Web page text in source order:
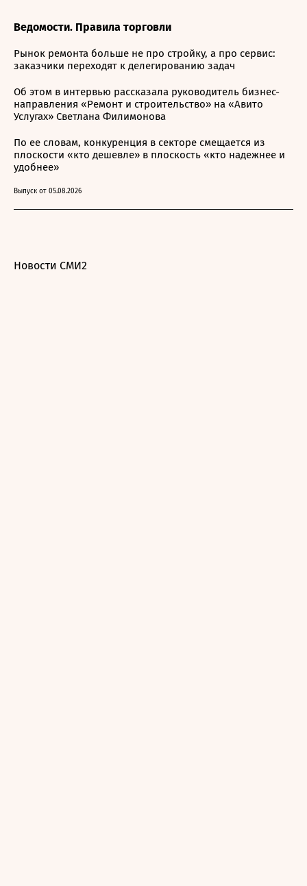
Ведомости. Правила торговли
Рынок ремонта больше не про стройку, а про сервис:
заказчики переходят к делегированию задач
Об этом в интервью рассказала руководитель бизнес-
направления «Ремонт и строительство» на «Авито
Услугах» Светлана Филимонова
По ее словам, конкуренция в секторе смещается из
плоскости «кто дешевле» в плоскость «кто надежнее и
удобнее»
Выпуск от 05.08.2026
Новости СМИ2